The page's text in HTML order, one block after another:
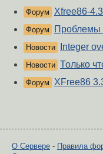
Форум Xfree86-
Форум Проблемы
Новости Integer
Новости Только
Форум XFree86
О Сервере - Правила